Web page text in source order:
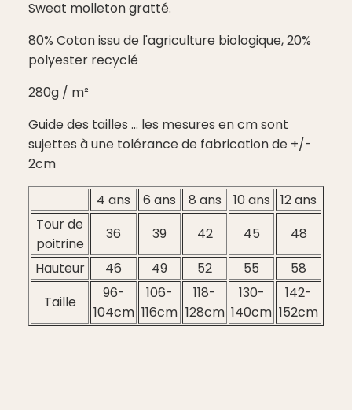
Sweat molleton gratté.
80% Coton issu de l'agriculture biologique, 20%
polyester recyclé
280g / m²
Guide des tailles ... les mesures en cm sont
sujettes à une tolérance de fabrication de +/-
2cm
4 ans
6 ans 8 ans 10 ans
12 ans
Tour de
poitrine
36 39 42 45
48
Hauteur
46 49 52 55
58
Taille
96-
104cm
106-
116cm
118-
128cm
130-
140cm
142-
152cm